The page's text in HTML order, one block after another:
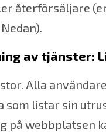
återförsäljare
av tjänster:
Alla
som listar sin
på webbplatsen